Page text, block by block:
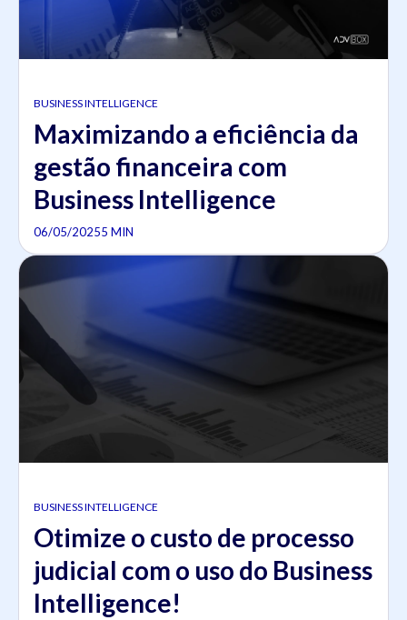
BUSINESS INTELLIGENCE
Maximizando a eficiência da
gestão financeira com
Business Intelligence
06/05/20255 MIN
BUSINESS INTELLIGENCE
Otimize o custo de processo
judicial com o uso do Business
Intelligence!